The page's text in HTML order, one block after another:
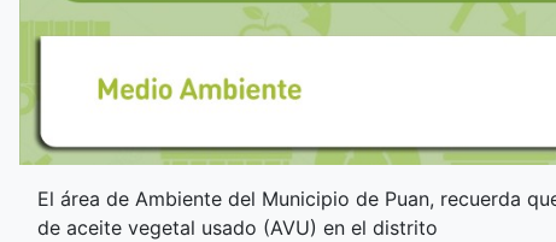
El área de Ambiente del Municipio de Puan, recuerda
de aceite vegetal usado (AVU) en el distrito